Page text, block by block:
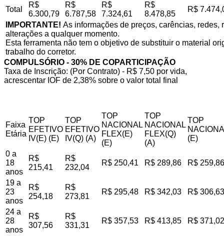
Total
R$
6.300,79
R$
6.787,58
R$
7.324,61
R$
8.478,85
R$
IMPORTANTE! As informações de preços, carências,
alterações a qualquer momento.
Esta ferramenta não tem o objetivo de substituir o material
trabalho do corretor.
COMPULSÓRIO - 30% DE COPARTICIPAÇÃO
Taxa de Inscrição: (Por Contrato) - R$ 7,50 por vida,
acrescentar IOF de 2,38% sobre o valor total final
Faixa
Etária
TOP
EFETIVO
IV(E) (E)
TOP
EFETIVO
IV(Q) (A)
TOP
NACIONAL
FLEX(E)
(E)
TOP
NACIONAL
FLEX(Q)
(A)
TOP
(E)
0 a
18
anos
R$
215,41
R$
232,04
R$ 250,41 R$ 289,86 R$ 259,86
19 a
23
anos
R$
254,18
R$
273,81
R$ 295,48 R$ 342,03 R$ 306,63
24 a
28
anos
R$
307,56
R$
331,31
R$ 357,53 R$ 413,85 R$ 371,02